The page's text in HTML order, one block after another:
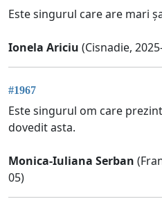
Este singurul care are mari
Ionela Ariciu (Cisnadie,
#1967
Este singurul om care
dovedit asta.
Monica-Iuliana Serban
05)